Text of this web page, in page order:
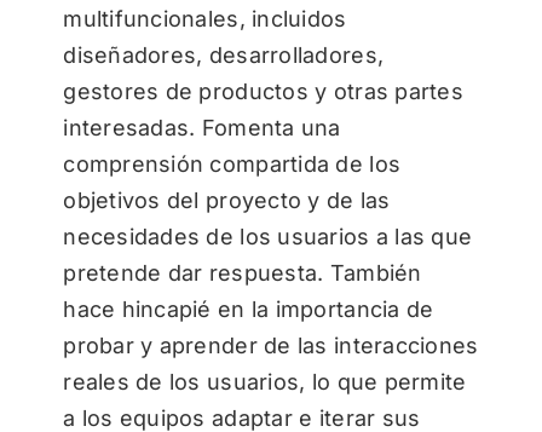
multifuncionales, incluidos
diseñadores, desarrolladores,
gestores de productos y otras partes
interesadas. Fomenta una
comprensión compartida de los
objetivos del proyecto y de las
necesidades de los usuarios a las que
pretende dar respuesta. También
hace hincapié en la importancia de
probar y aprender de las interacciones
reales de los usuarios, lo que permite
a los equipos adaptar e iterar sus